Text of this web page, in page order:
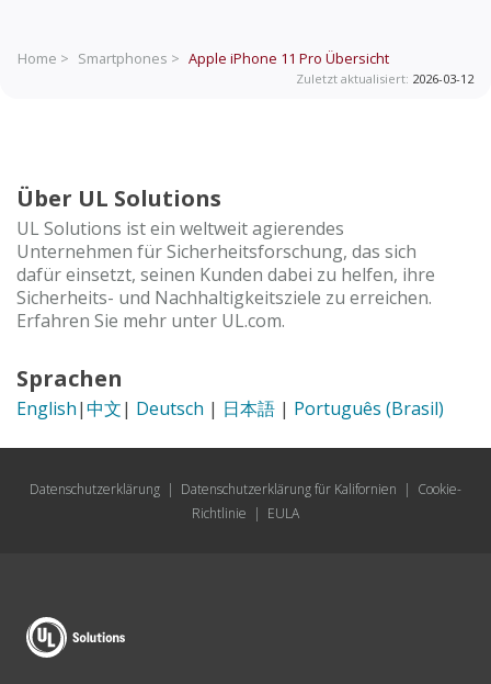
Home > Smartphones > Apple iPhone 11 Pro Übersicht
Zuletzt aktualisiert: 2026-03-12
Über UL Solutions
UL Solutions ist ein weltweit agierendes
Unternehmen für Sicherheitsforschung, das sich
dafür einsetzt, seinen Kunden dabei zu helfen, ihre
Sicherheits- und Nachhaltigkeitsziele zu erreichen.
Erfahren Sie mehr unter UL.com.
Sprachen
English|中文| Deutsch | 日本語 | Português (Brasil)
Datenschutzerklärung | Datenschutzerklärung für Kalifornien | Cookie-
Richtlinie | EULA